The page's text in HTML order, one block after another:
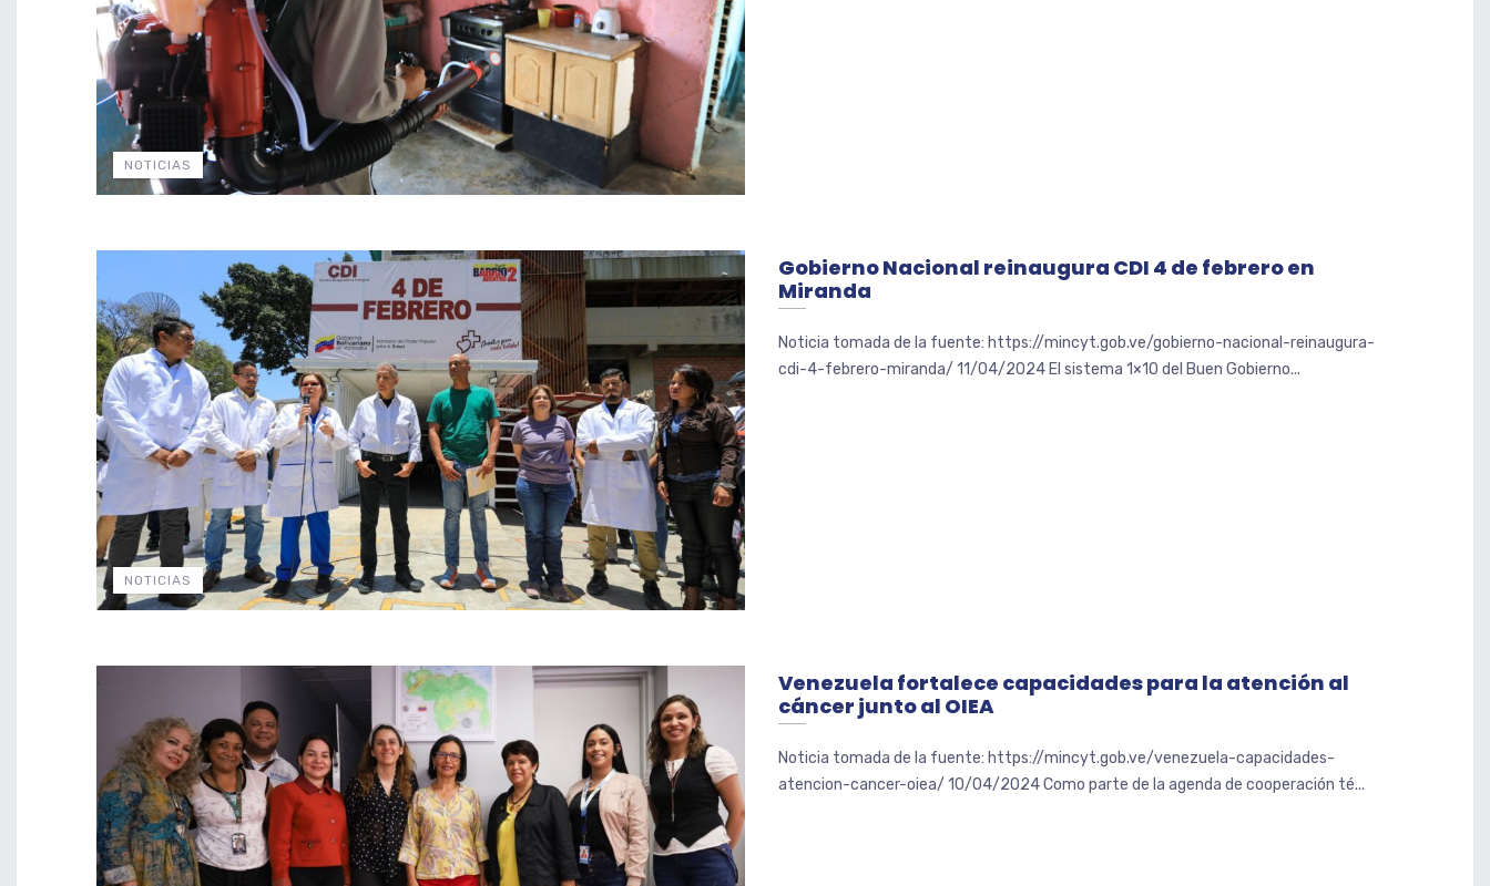
NOTICIAS
NOTICIAS
Gobierno Nacional reinaugura CDI 4 de febrero en
Miranda
Noticia tomada de la fuente: https://mincyt.gob.ve/gobierno-nacional-reinaugura-
cdi-4-febrero-miranda/ 11/04/2024 El sistema 1×10 del Buen Gobierno...
Venezuela fortalece capacidades para la atención al
cáncer junto al OIEA
Noticia tomada de la fuente: https://mincyt.gob.ve/venezuela-capacidades-
atencion-cancer-oiea/ 10/04/2024 Como parte de la agenda de cooperación té...